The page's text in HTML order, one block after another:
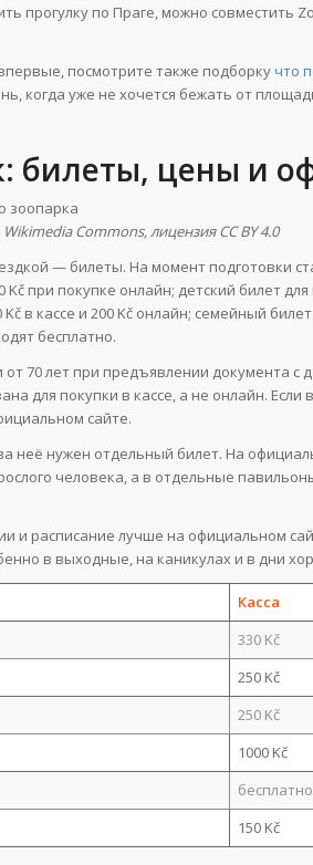
прогулку по Праге, можно совместить
посмотрите также подборкучто
когда уже не хочется бежать от
билеты, цены и
Commons, лицензия CC BY 4.0
— билеты. На момент подготовки
Kč при покупке онлайн; детский билет
в кассе и 200 Kč онлайн; семейный
бесплатно.
70 лет при предъявлении документа с
для покупки в кассе, а не онлайн.
сайте.
неё нужен отдельный билет. На
человека, а в отдельные
и расписание лучше на официальном
в выходные, на каникулах и в дни
Касса
330 Kč
250 Kč
250 Kč
1000 Kč
бесплатно
150 Kč